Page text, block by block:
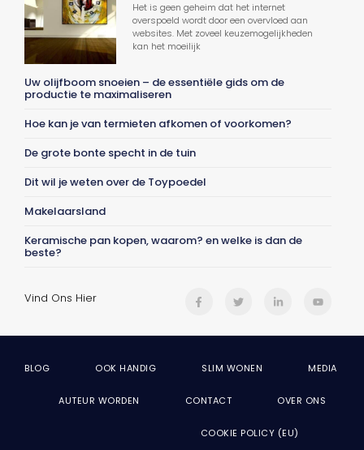
Het is geen geheim dat het internet
overspoeld wordt door een overvloed aan
websites. Met zoveel keuzemogelijkheden
kan het moeilijk
Uw olijfboom snoeien – de essentiële gids om de
productie te maximaliseren
Hoe kan je van termieten afkomen of voorkomen?
De grote bonte specht in de tuin
Dit wil je weten over de Toypoedel
Makelaarsland
Keramische pan kopen, waarom? en welke is dan de
beste?
Vind Ons Hier
BLOG OOK HANDIG SLIM WONEN MEDIA
AUTEUR WORDEN CONTACT OVER ONS
COOKIE POLICY (EU)